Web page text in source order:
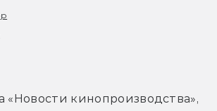
«Новости кинопроизводства»,